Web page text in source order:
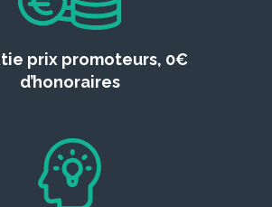
prix promoteurs, 0€
d’honoraires